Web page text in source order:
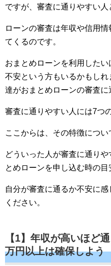
ですが、審査に通りやすい人
ローンの審査は年収や信用
てくるのです。
おまとめローンを利用した
不安という方もいるかもし
達がおまとめローンの審査に
審査に通りやすい人には7つ
ここからは、その特徴につい
どういった人が審査に通り
とめローンを申し込む時の目
自分が審査に通るか不安に
ください。
【1】年収が高いほど
万円以上は確保しよう